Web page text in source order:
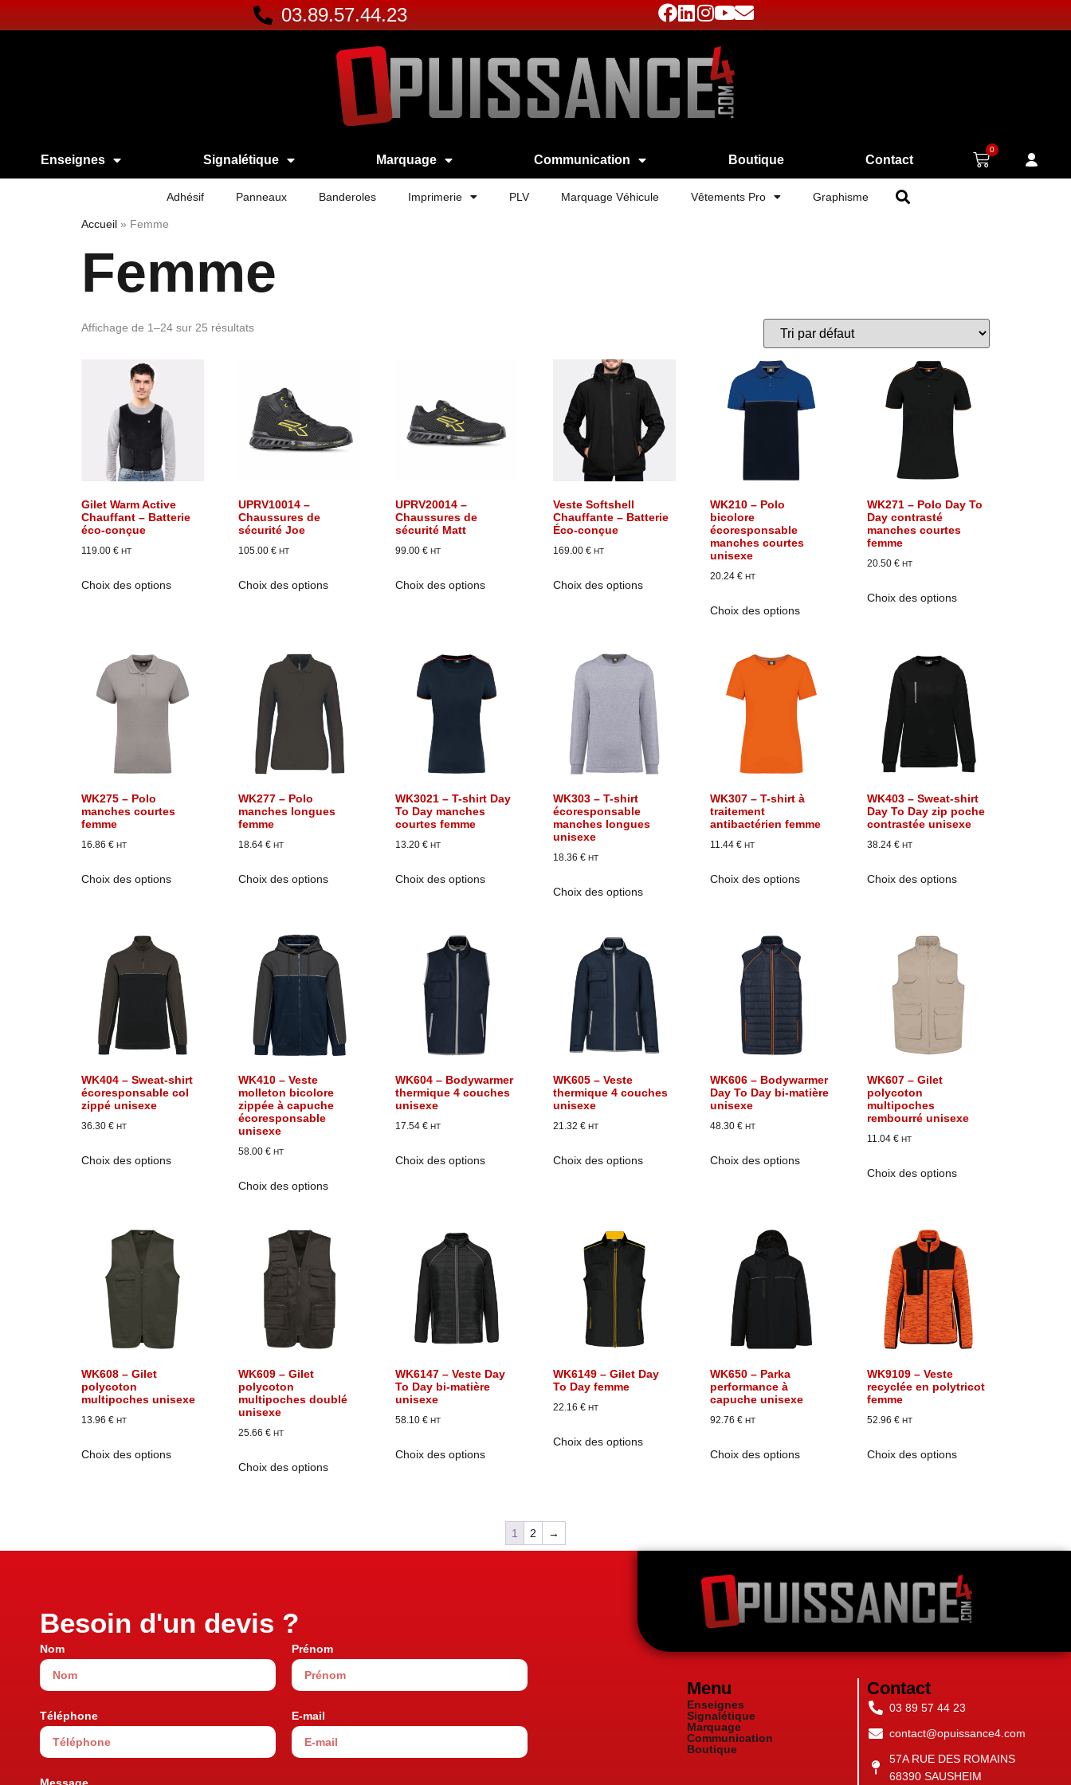
03.89.57.44.23
Enseignes Signalétique Marquage Communication Boutique Contact
0
Adhésif Panneaux Banderoles Imprimerie PLV Marquage Véhicule Vêtements Pro Graphisme
Accueil » Femme
Femme
Affichage de 1–24 sur 25 résultats
Gilet Warm Active
Chauffant – Batterie
éco-conçue
119.00 € HT
Choix des options
UPRV10014 –
Chaussures de
sécurité Joe
105.00€ HT
Choix des options
UPRV20014 –
Chaussures de
sécurité Matt
99.00€ HT
Choix des options
Veste Softshell
Chauffante – Batterie
Éco-conçue
169.00 € HT
Choix des options
WK210 – Polo
bicolore
écoresponsable
manches courtes
unisexe
20.24 € HT
Choix des options
WK271 – Polo Day To
Day contrasté
manches courtes
femme
20.50€ HT
Choix des options
WK275 – Polo
manches courtes
femme
16.86 € HT
Choix des options
WK277 – Polo
manches longues
femme
18.64€ HT
Choix des options
WK3021 – T-shirt Day
To Day manches
courtes femme
13.20€ HT
Choix des options
WK303 – T-shirt
écoresponsable
manches longues
unisexe
18.36 € HT
Choix des options
WK307 – T-shirt à
traitement
antibactérien femme
11.44 € HT
Choix des options
WK403 – Sweat-shirt
Day To Day zip poche
contrastée unisexe
38.24€ HT
Choix des options
WK404 – Sweat-shirt
écoresponsable col
zippé unisexe
36.30 € HT
Choix des options
WK410 – Veste
molleton bicolore
zippée à capuche
écoresponsable
unisexe
58.00€ HT
Choix des options
WK604 – Bodywarmer
thermique 4 couches
unisexe
17.54€ HT
Choix des options
WK605 – Veste
thermique 4 couches
unisexe
21.32 € HT
Choix des options
WK606 – Bodywarmer
Day To Day bi-matière
unisexe
48.30 € HT
Choix des options
WK607 – Gilet
polycoton
multipoches
rembourré unisexe
11.04€ HT
Choix des options
WK608 – Gilet
polycoton
multipoches unisexe
13.96 € HT
Choix des options
WK609 – Gilet
polycoton
multipoches doublé
unisexe
25.66€ HT
Choix des options
WK6147 – Veste Day
To Day bi-matière
unisexe
58.10€ HT
Choix des options
WK6149 – Gilet Day
To Day femme
22.16 € HT
Choix des options
WK650 – Parka
performance à
capuche unisexe
92.76 € HT
Choix des options
WK9109 – Veste
recyclée en polytricot
femme
52.96€ HT
Choix des options
1 2 →
Besoin d'un devis ?
Nom Prénom
Téléphone E-mail
Message
Menu
Enseignes
Signalétique
Marquage
Communication
Boutique
Contact
03 89 57 44 23
contact@opuissance4.com
57A RUE DES ROMAINS
68390 SAUSHEIM